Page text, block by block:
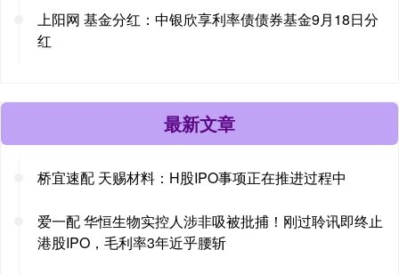
上阳网 基金分红：中银欣享利率债债券基金9月18日分
红
最新文章
桥宜速配 天赐材料：H股IPO事项正在推进过程中
爱一配 华恒生物实控人涉非吸被批捕！刚过聆讯即终止
港股IPO，毛利率3年近乎腰斩